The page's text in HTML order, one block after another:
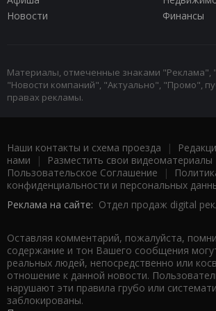
Новости
Финансы
Материалы, отмеченные знаками "Реклама",
"Новости компаний", "Актуально", "Промо",
правах рекламы.
Наши контакты и схема проезда |
нами | Разместить свои видеоматериалы
Пользовательское Соглашение |
конфиденциальности и персональных
Реклама на сайте: Отдел продаж digital
Оставляя комментарий, пожалуйста,
содержание и тон Вашего сообщения
реальных людей, непосредственно или
отношение к данной новости.
нарушают эти правила грубо или
заблокированы.